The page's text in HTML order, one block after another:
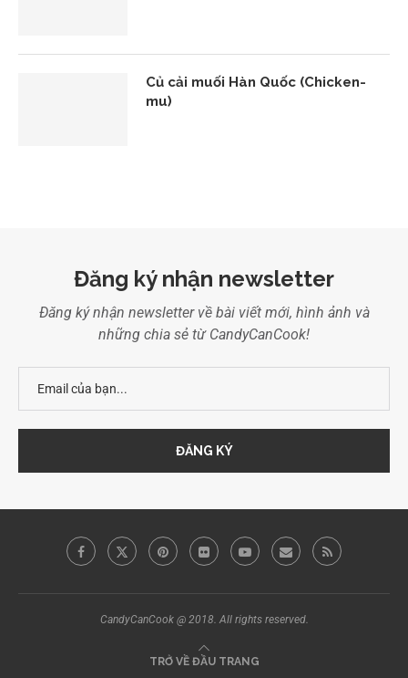
Củ cải muối Hàn Quốc (Chicken-
mu)
Đăng ký nhận newsletter
Đăng ký nhận newsletter về bài viết mới, hình ảnh và
những chia sẻ từ CandyCanCook!
CandyCanCook @ 2018. All rights reserved.
TRỞ VỀ ĐẦU TRANG